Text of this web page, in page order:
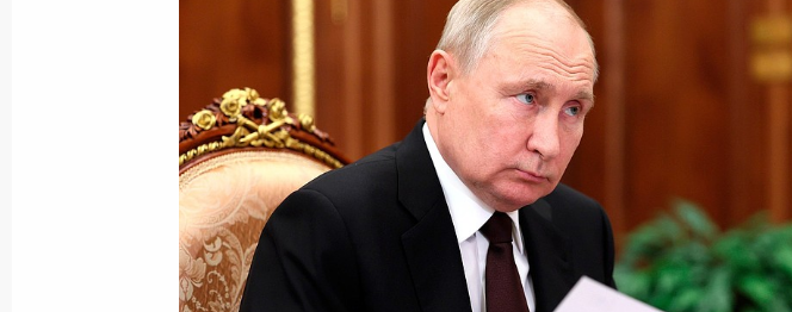
Заседание Совета по развитию физической культуры и спорта
17 октября 2024 года, 21:50
Антон Вайно провёл второе заседание оргкомитета
по празднованию 200-летия со дня рождения Льва Толстого
15 октября 2024 года, 18:00